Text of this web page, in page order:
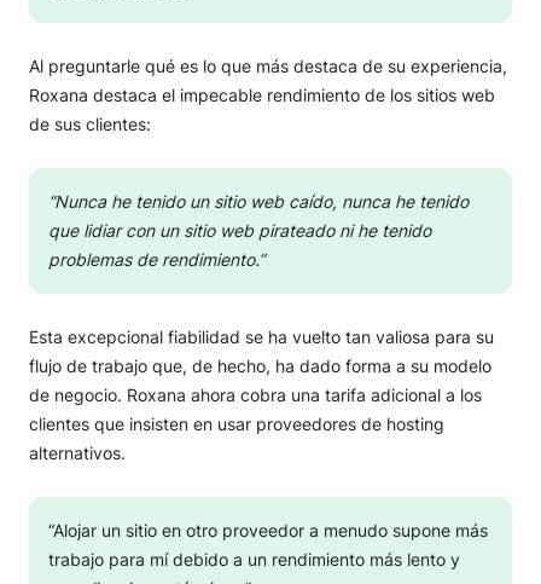
Al preguntarle qué es lo que más destaca de su experiencia,
Roxana destaca el impecable rendimiento de los sitios web
de sus clientes:
“Nunca he tenido un sitio web caído, nunca he tenido
que lidiar con un sitio web pirateado ni he tenido
problemas de rendimiento.”
Esta excepcional fiabilidad se ha vuelto tan valiosa para su
flujo de trabajo que, de hecho, ha dado forma a su modelo
de negocio. Roxana ahora cobra una tarifa adicional a los
clientes que insisten en usar proveedores de hosting
alternativos.
“Alojar un sitio en otro proveedor a menudo supone más
trabajo para mí debido a un rendimiento más lento y